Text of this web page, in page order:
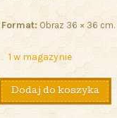
Format:Obraz 36 × 36 cm.
1 w magazynie
Dodaj do koszyka